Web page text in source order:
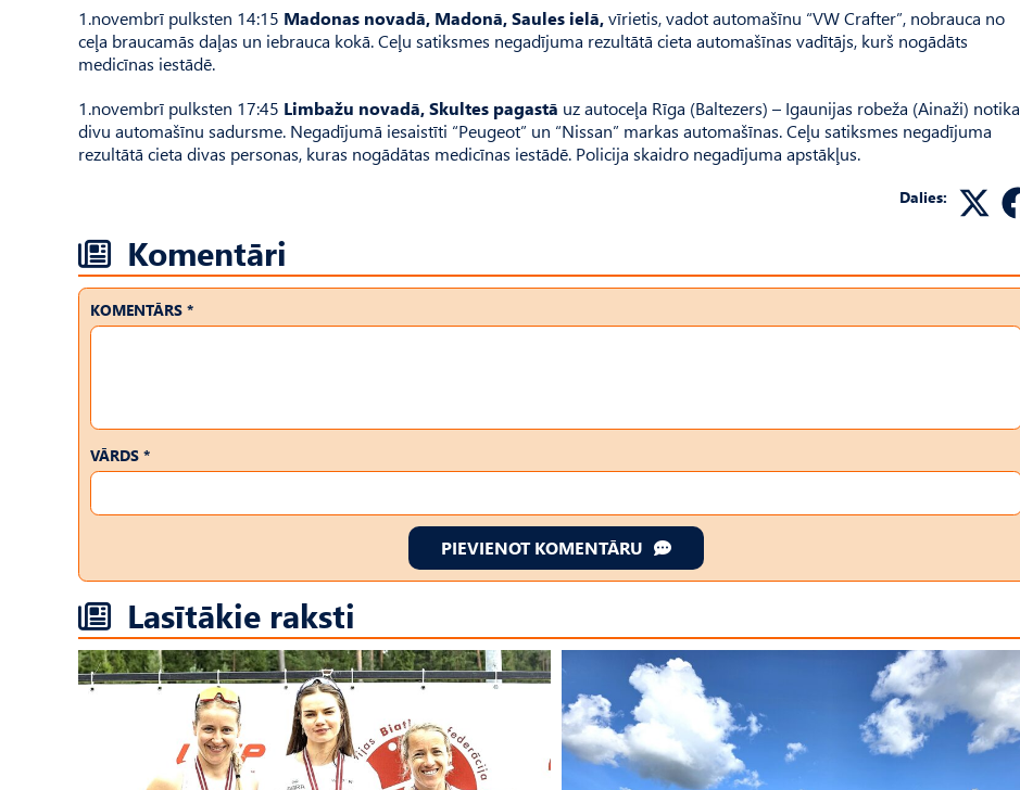
1.novembrī pulksten 14:15 Madonas novadā, Madonā, Saules ielā,vīrietis, vadot automašīnu “VW Crafter”, nobrauca no
ceļa braucamās daļas un iebrauca kokā. Ceļu satiksmes negadījuma rezultātā cieta automašīnas vadītājs, kurš nogādāts
medicīnas iestādē.
1.novembrī pulksten 17:45 Limbažu novadā, Skultes pagastā uz autoceļa Rīga (Baltezers) – Igaunijas robeža (Ainaži) notika
divu automašīnu sadursme. Negadījumā iesaistīti “Peugeot” un “Nissan” markas automašīnas. Ceļu satiksmes negadījuma
rezultātā cieta divas personas, kuras nogādātas medicīnas iestādē. Policija skaidro negadījuma apstākļus.
Dalies:
Komentāri
KOMENTĀRS *
VĀRDS *
PIEVIENOT KOMENTĀRU
Lasītākie raksti